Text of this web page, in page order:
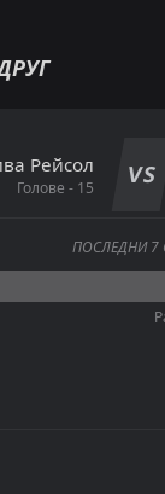
Рeйcoл
Голове - 15 VS
ПОСЛЕДНИ 7